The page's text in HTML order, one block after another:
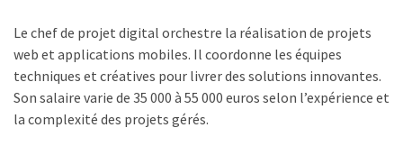
Le chef de projet digital orchestre la réalisation de projets
web et applications mobiles. Il coordonne les équipes
techniques et créatives pour livrer des solutions innovantes.
Son salaire varie de 35 000 à 55 000 euros selon l’expérience et
la complexité des projets gérés.